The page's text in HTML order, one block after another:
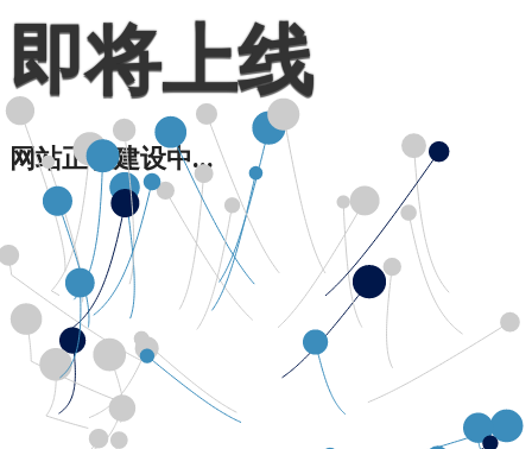
即将上线
网站正在建设中...